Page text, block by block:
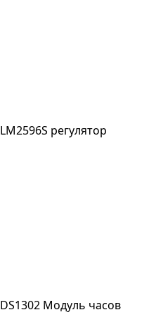
LM2596S регулятор
DS1302 Модуль часов